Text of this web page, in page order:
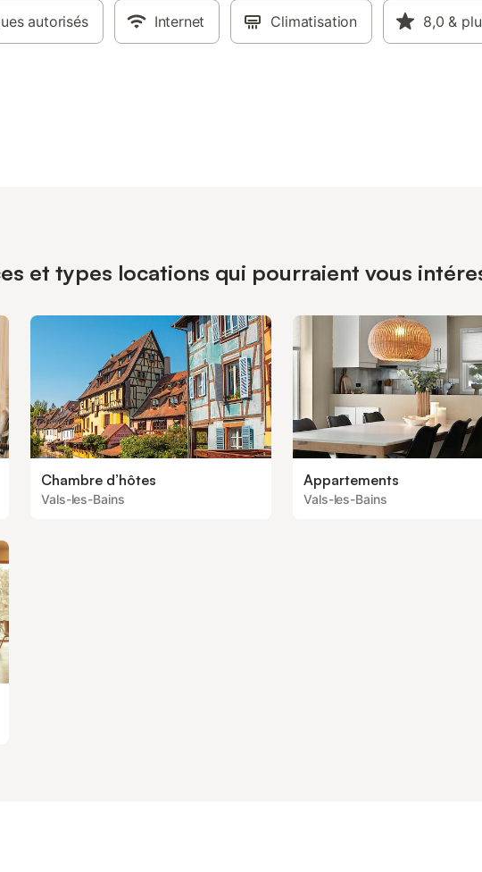
autorisés Internet Climatisation 8,0 &
et types locations qui pourraient vous
Chambre d’hôtes
Vals-les-Bains
Appartements
Vals-les-Bains